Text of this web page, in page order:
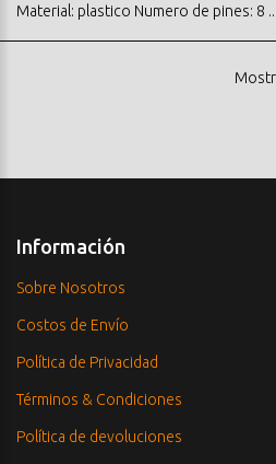
Material: plastico Numero de pines: 8 ..
Información
Sobre Nosotros
Costos de Envío
Política de Privacidad
Términos & Condiciones
Política de devoluciones